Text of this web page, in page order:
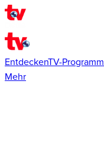
EntdeckenTV-Programm
Mehr